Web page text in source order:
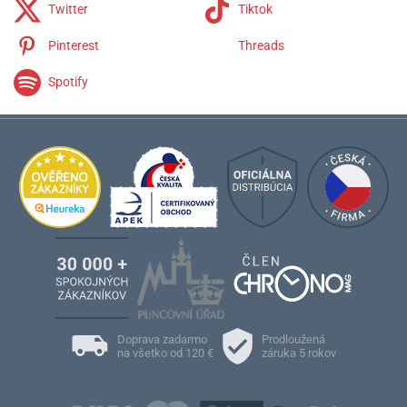
Twitter Tiktok
Pinterest Threads
Spotify
Doprava zadarmo
na všetko od 120 €
Prodloužená
záruka 5 rokov